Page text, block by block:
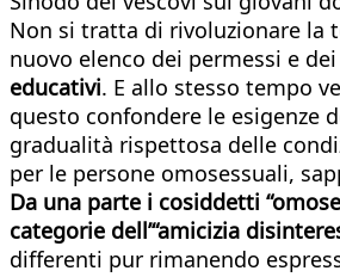
Non si tratta di rivoluzionare la
nuovo elenco dei permessi e
educativi. E allo stesso tempo
questo confondere le esigenze
gradualità rispettosa delle
per le persone omosessuali,
Da una parte i cosiddetti
categorie dell’“amicizia
differenti pur rimanendo